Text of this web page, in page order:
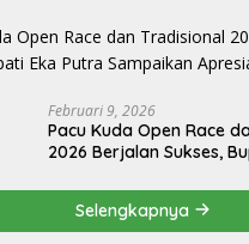
Februari 9, 2026
Pacu Kuda Open Race
2026 Berjalan Sukses,
Selengkapnya